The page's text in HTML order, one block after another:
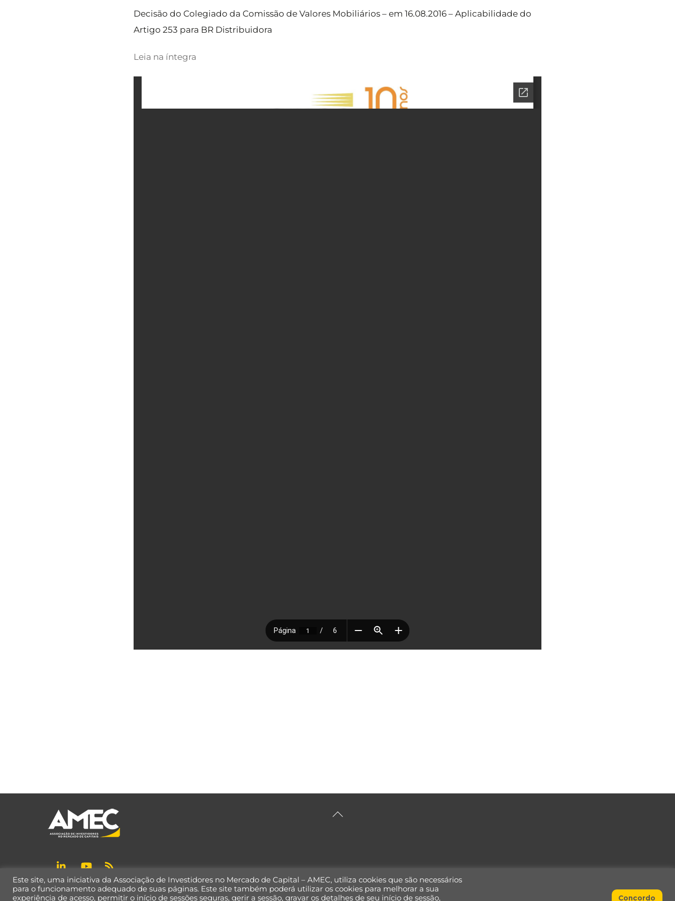
Decisão do Colegiado da Comissão de Valores Mobiliários – em 16.08.2016 – Aplicabilidade do
Artigo 253 para BR Distribuidora
Leia na íntegra
Back
Política de Privacidade de Dados
Este site, uma iniciativa da Associação de Investidores no Mercado de Capital – AMEC, utiliza cookies que são necessários
para o funcionamento adequado de suas páginas. Este site também poderá utilizar os cookies para melhorar a sua
experiência de acesso, permitir o início de sessões seguras, gerir a sessão, gravar os detalhes de seu início de sessão,
Concordo